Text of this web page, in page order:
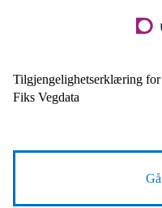
Tilgjengelighetserklæring for
Fiks Vegdata